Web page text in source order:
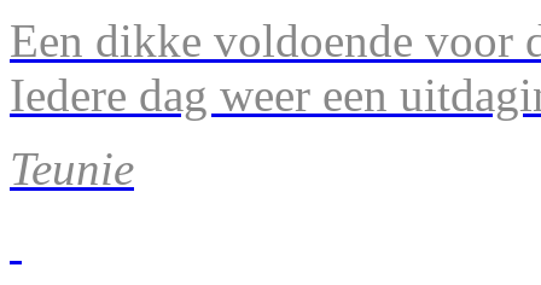
Een dikke voldoende voor
Iedere dag weer een
Teunie